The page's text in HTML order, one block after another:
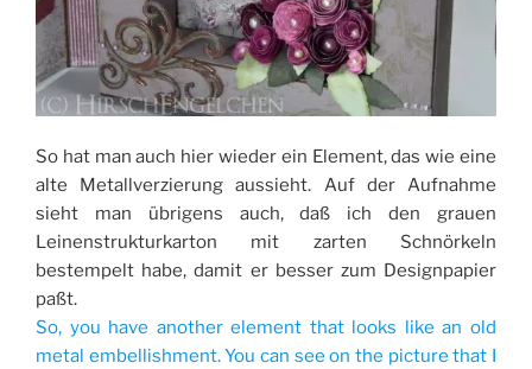
So hat man auch hier wieder ein Element, das wie eine
alte Metallverzierung aussieht. Auf der Aufnahme
sieht man übrigens auch, daß ich den grauen
Leinenstrukturkarton mit zarten Schnörkeln
bestempelt habe, damit er besser zum Designpapier
paßt.
So, you have another element that looks like an old
metal embellishment. You can see on the picture that I